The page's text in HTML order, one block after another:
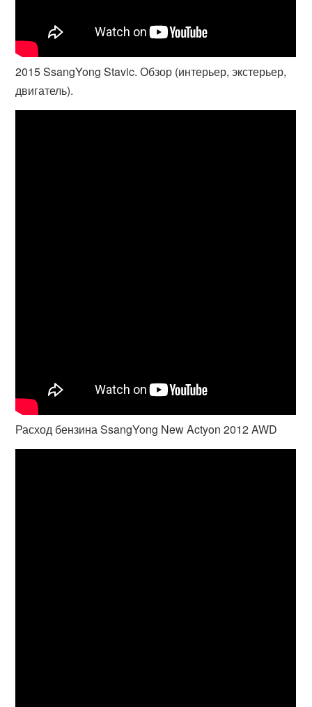
2015 SsangYong Stavic. Обзор (интерьер, экстерьер,
двигатель).
Расход бензина SsangYong New Actyon 2012 AWD